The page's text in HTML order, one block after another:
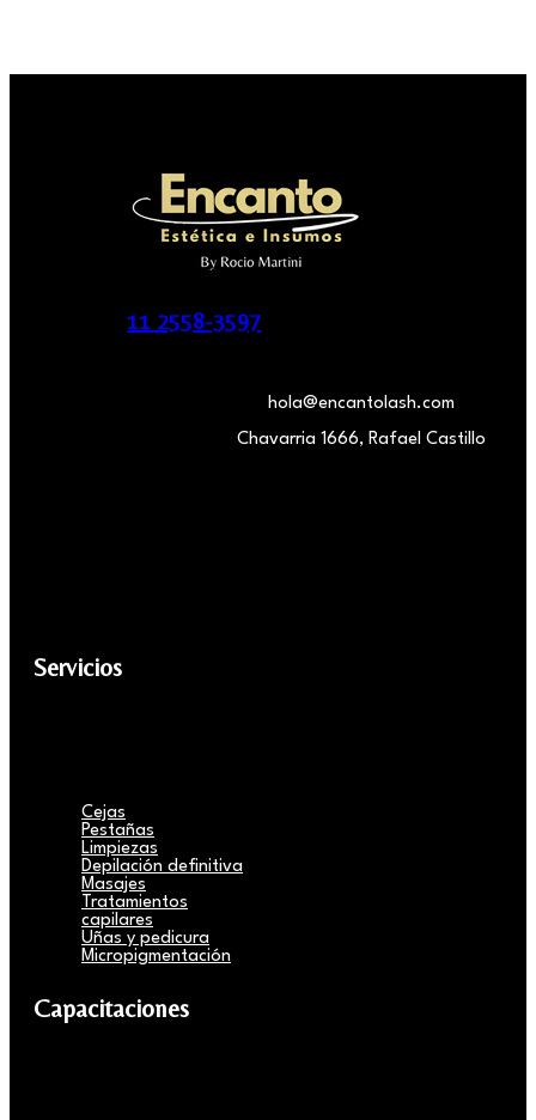
11 2558-3597
hola@encantolash.com
Chavarria 1666, Rafael Castillo
Servicios
Cejas
Pestañas
Limpiezas
Depilación definitiva
Masajes
Tratamientos
capilares
Uñas y pedicura
Micropigmentación
Capacitaciones